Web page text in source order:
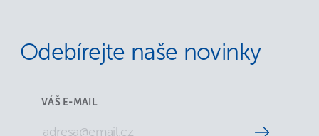
Odebírejte naše novinky
VÁŠ E-MAIL